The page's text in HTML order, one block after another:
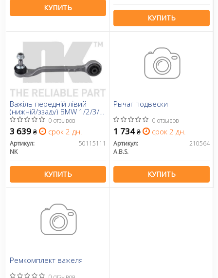
КУПИТЬ
КУПИТЬ
Важіль передній лівий
(нижній/ззаду) BMW 1/2/3/4
2.0-3.0D 01.11-0 отзывов
3 639 ₴ срок 2 дн.
Артикул:
50115111
NK
КУПИТЬ
Рычаг подвески
0 отзывов
1 734₴ срок 2 дн.
Артикул:
210564
A.B.S.
КУПИТЬ
Ремкомплект важеля